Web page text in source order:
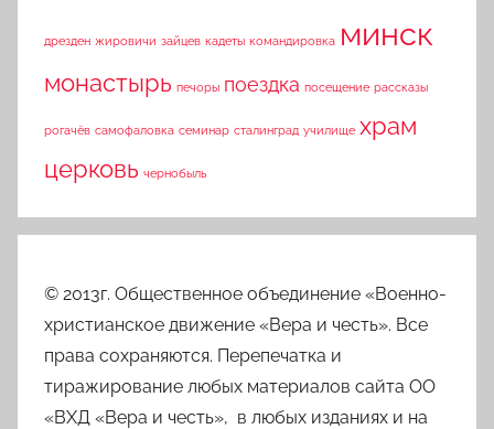
дрезден жировичи зайцев кадеты командировка минск
монастырь печоры поездка посещение рассказы
рогачёв самофаловка семинар сталинград училище храм
церковь чернобыль
© 2013г. Общественное объединение «Военно-
христианское движение «Вера и честь». Все
права сохраняются. Перепечатка и
тиражирование любых материалов сайта ОО
«ВХД «Вера и честь», в любых изданиях и на